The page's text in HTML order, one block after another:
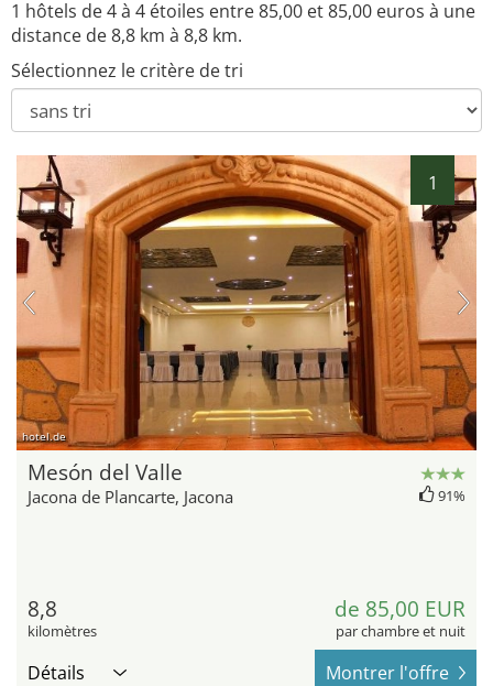
1 hôtels de 4 à 4 étoiles entre 85,00 et 85,00 euros à une
distance de 8,8 km à 8,8 km.
Sélectionnez le critère de tri
1
hotel.de
Mesón del Valle
Jacona de Plancarte, Jacona 91%
8,8
kilomètres
de 85,00 EUR
par chambre et nuit
Détails Montrer l'offre